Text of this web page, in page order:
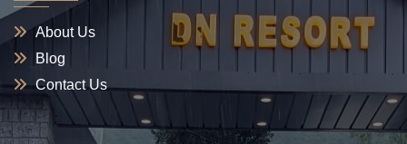
About Us
Blog
Contact Us